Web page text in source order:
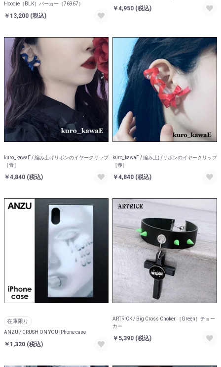
Hoodie［BLK］パーカー（76967）
￥13,200 (税込)
￥4,950 (税込)
kuro_kawaE / 編み上げリボンのイヤークリップ
［青］
￥4,840 (税込)
kuro_kawaE / 編み上げリボンのイヤークリップ
［赤］
￥4,840 (税込)
在庫限り
ANZU / CRUSH ON YOU iPhone case
￥1,320 (税込)
ARTRICK / Big Cross Choker ［Green］チョー
カー
￥5,390 (税込)